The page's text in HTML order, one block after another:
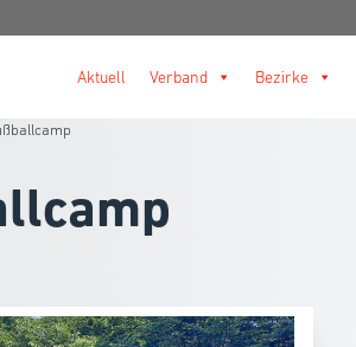
Aktuell Verband Bezirke